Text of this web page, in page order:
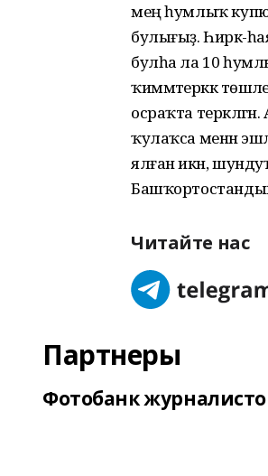
мең һумлыҡ
булығыҙ. Һирәк-
булһа ла 10
ҡиммәтерәккә
осраҡта
ҡулаҡса менән
ялған икән,
Читайте нас
Партнеры
Фотобанк